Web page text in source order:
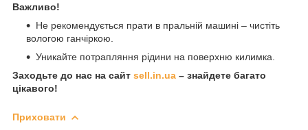
Важливо!
Не рекомендується прати в пральній машині – чистіть
вологою ганчіркою.
Уникайте потрапляння рідини на поверхню килимка.
Заходьте до нас на сайт sell.in.ua – знайдете багато
цікавого!
Приховати